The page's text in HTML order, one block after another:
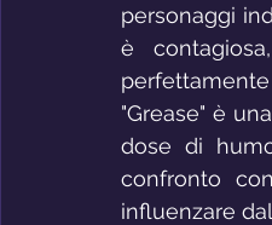
personaggi
è
"Grease" è
dose di
confronto
influenzare